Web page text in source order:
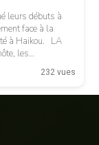
© 237lions.com
leurs débuts à
face à la
à Haikou. LA
les
l’adresse232 vues